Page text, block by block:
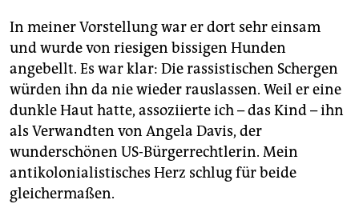
In meiner Vorstellung war er dort sehr einsam
und wurde von riesigen bissigen Hunden
angebellt. Es war klar: Die rassistischen Schergen
würden ihn da nie wieder rauslassen. Weil er eine
dunkle Haut hatte, assoziierte ich – das Kind – ihn
als Verwandten von Angela Davis, der
wunderschönen US-Bürgerrechtlerin. Mein
antikolonialistisches Herz schlug für beide
gleichermaßen.